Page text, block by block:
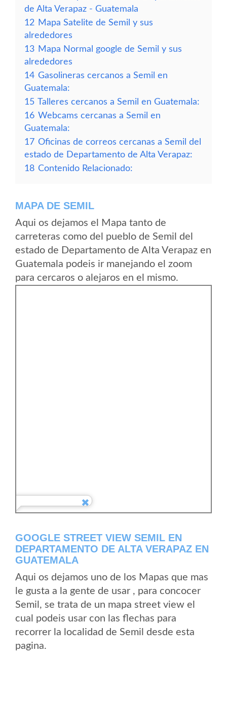
de Alta Verapaz - Guatemala
12 Mapa Satelite de Semil y sus
alrededores
13 Mapa Normal google de Semil y sus
alrededores
14 Gasolineras cercanos a Semil en
Guatemala:
15 Talleres cercanos a Semil en Guatemala:
16 Webcams cercanas a Semil en
Guatemala:
17 Oficinas de correos cercanas a Semil del
estado de Departamento de Alta Verapaz:
18 Contenido Relacionado:
MAPA DE SEMIL
Aqui os dejamos el Mapa tanto de
carreteras como del pueblo de Semil del
estado de Departamento de Alta Verapaz en
Guatemala podeis ir manejando el zoom
para cercaros o alejaros en el mismo.
GOOGLE STREET VIEW SEMIL EN
DEPARTAMENTO DE ALTA VERAPAZ EN
GUATEMALA
Aqui os dejamos uno de los Mapas que mas
le gusta a la gente de usar , para concocer
Semil, se trata de un mapa street view el
cual podeis usar con las flechas para
recorrer la localidad de Semil desde esta
pagina.